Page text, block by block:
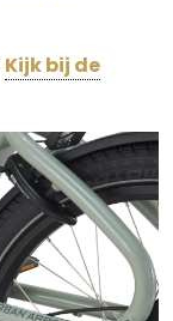
Kijk bij de